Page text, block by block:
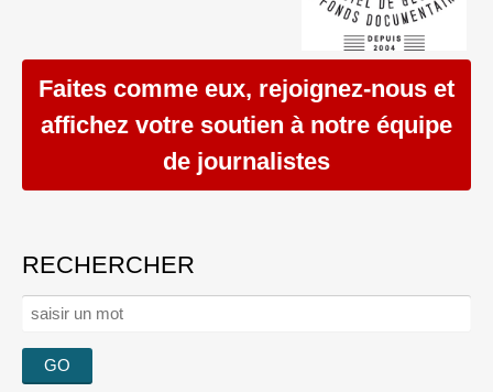
Faites comme eux, rejoignez-nous et
affichez votre soutien à notre équipe
de journalistes
RECHERCHER
Rechercher :